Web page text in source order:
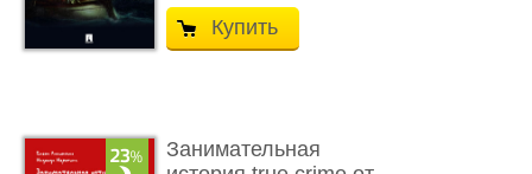
Купить
Занимательная